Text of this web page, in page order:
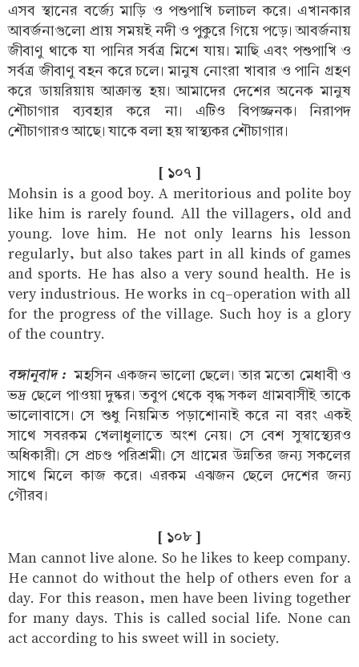
এসব স্থানের বর্জ্যে মাড়ি ও পশুপাখি চলাচল করে। এখানকার
আবর্জনাগুলো প্রায় সময়ই নদী ও পুকুরে গিয়ে পড়ে। আবর্জনায়
জীবাণু থাকে যা পানির সর্বত্র মিশে যায়। মাছি এবং পশুপাখি ও
সর্বত্র জীবাণু বহন করে চলে। মানুষ নোংরা খাবার ও পানি গ্রহণ
করে ডায়রিয়ায় আক্রান্ত হয়। আমাদের দেশের অনেক মানুষ
শৌচাগার ব্যবহার করে না। এটিও বিপজ্জনক। নিরাপদ
শৌচাগারও আছে। যাকে বলা হয় স্বাস্থ্যকর শৌচাগার।
[ ১০৭ ]
Mohsin is a good boy. A meritorious and polite boy
like him is rarely found. All the villagers, old and
young. love him. He not only learns his lesson
regularly, but also takes part in all kinds of games
and sports. He has also a very sound health. He is
very industrious. He works in cq-operation with all
for the progress of the village. Such hoy is a glory
of the country.
বঙ্গানুবাদ : মহসিন একজন ভালো ছেলে। তার মতো মেধাবী ও
ভদ্র ছেলে পাওয়া দুষ্কর। তবুপ থেকে বৃদ্ধ সকল গ্রামবাসীই তাকে
ভালোবাসে। সে শুধু নিয়মিত পড়াশোনাই করে না বরং একই
সাথে সবরকম খেলাধুলাতে অংশ নেয়। সে বেশ সুস্বাস্থ্যেরও
অধিকারী। সে প্রচণ্ড পরিশ্রমী। সে গ্রামের উন্নতির জন্য সকলের
সাথে মিলে কাজ করে। এরকম এঝজন ছেলে দেশের জন্য
গৌরব।
[ ১০৮ ]
Man cannot live alone. So he likes to keep company.
He cannot do without the help of others even for a
day. For this reason, men have been living together
for many days. This is called social life. None can
act according to his sweet will in society.